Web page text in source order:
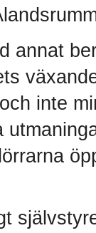
annat
inte